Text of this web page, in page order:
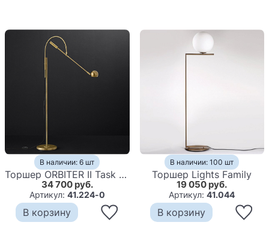
В наличии: 6 шт
Торшер ORBITER II Task Floor Brass
34 700 руб.
Артикул: 41.224-0
В корзину
В наличии: 100 шт
Торшер Lights Family
19 050 руб.
Артикул:41.044
В корзину